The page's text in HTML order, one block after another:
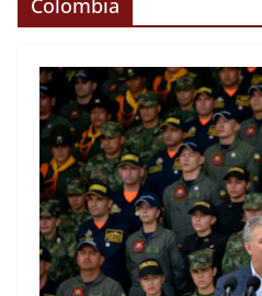
Colombia